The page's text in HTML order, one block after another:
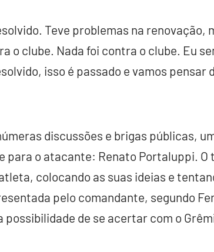
Teve problemas na renovação,
o clube. Nada foi contra o clube. Eu
isso é passado e vamos pensar
discussões e brigas públicas,
para o atacante: Renato Portaluppi. O
colocando as suas ideias e
pelo comandante, segundo
possibilidade de se acertar com o